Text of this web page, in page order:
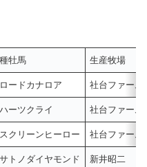
種牡馬 生産牧場
ロードカナロア 社台ファーム
ハーツクライ 社台ファーム
スクリーンヒーロー 社台ファーム
サトノダイヤモンド 新井昭二